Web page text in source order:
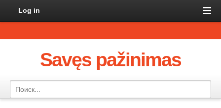
Log in
Savęs pažinimas